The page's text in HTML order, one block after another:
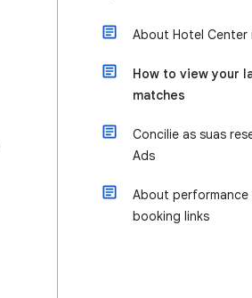
About Hotel
How to view your
matches
Concilie as suas
Ads
About
booking links